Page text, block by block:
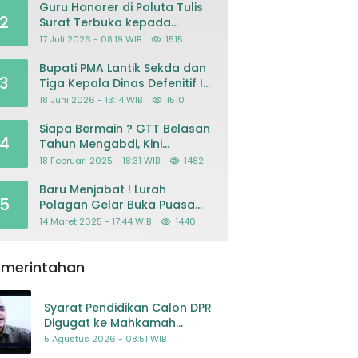
2
Guru Honorer di Paluta Tulis
Surat Terbuka kepada
Presiden Prabowo, Mohon
Kriminalisasi
17 Juli 2026 - 08:19 WIB 1515
3
Bupati PMA Lantik Sekda dan
Tiga Kepala Dinas Defenitif Ini
orangnya
18 Juni 2026 - 13:14 WIB 1510
Siapa Bermain ? GTT Belasan
Tahun Mengabdi, Kini
Dikeluarkan Sepihak Dari
18 Februari 2025 - 18:31 WIB 1482
Baru Menjabat ! Lurah
Polagan Gelar Buka Puasa
Bersama
14 Maret 2025 - 17:44 WIB 1440
Syarat Pendidikan Calon DPR
Digugat ke Mahkamah
Konstitusi
5 Agustus 2026 - 08:51 WIB